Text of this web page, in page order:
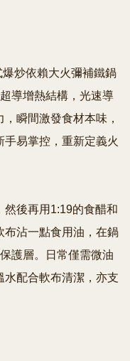
炒依賴大火彌補鐵鍋
導增熱結構，光速導
瞬間激發食材本味，
易掌控，重新定義火
後再用1:19的食醋和
布沾一點食用油，在鍋
護層。日常僅需微油
配合軟布清潔，亦支